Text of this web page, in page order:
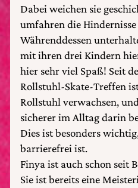
Dabei weichen sie
umfahren die
Währenddessen
mit ihren drei Kindern
hier sehr viel Spaß! Seit
Rollstuhl-Skate-Treffen
Rollstuhl verwachsen,
sicherer im Alltag darin
Dies ist besonders
barrierefrei ist.
Finya ist auch schon seit
Sie ist bereits eine